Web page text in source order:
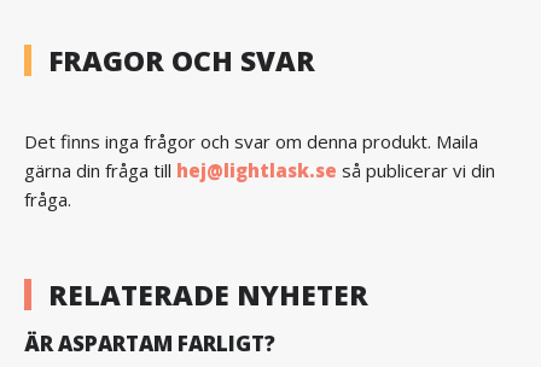
FRAGOR OCH SVAR
Det finns inga frågor och svar om denna produkt. Maila
gärna din fråga till hej@lightlask.se så publicerar vi din
fråga.
RELATERADE NYHETER
ÄR ASPARTAM FARLIGT?